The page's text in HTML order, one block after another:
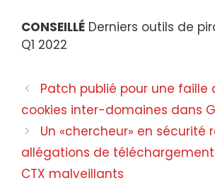
CONSEILLÉ Derniers outils de
Q1 2022
Navigation
des
Patch publié pour une faille
cookies inter-domaines dans
Un «chercheur» en sécurité
allégations de
CTX malveillants